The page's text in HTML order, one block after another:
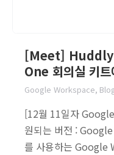
[Meet] Huddly
One 회의실 키
Google Workspace,
[12월 11일자
원되는 버전 :
를 사용하는 Google